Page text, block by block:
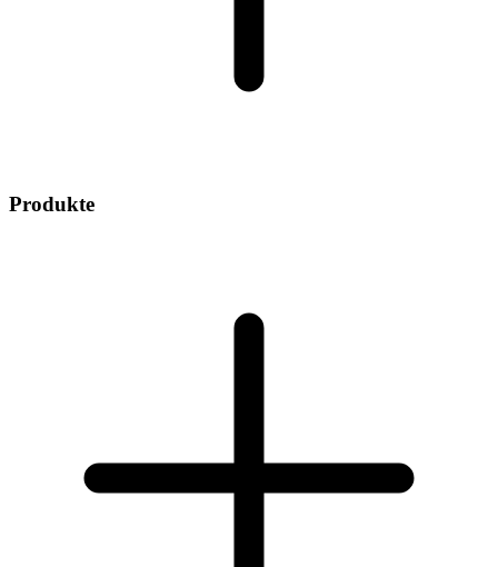
Produkte